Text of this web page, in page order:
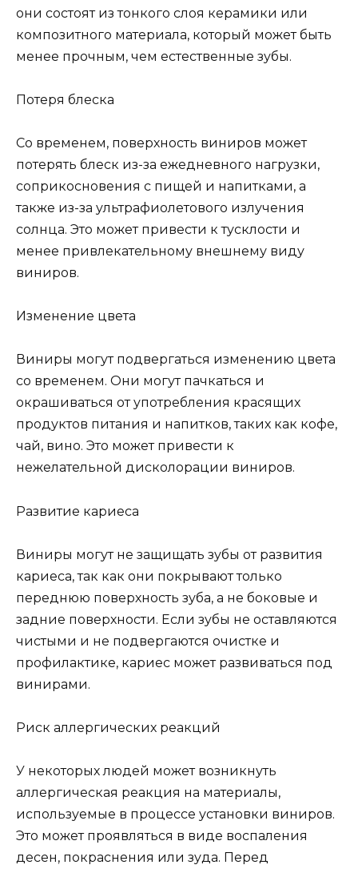
они состоят из тонкого слоя керамики или
композитного материала, который может быть
менее прочным, чем естественные зубы.
Потеря блеска
Со временем, поверхность виниров может
потерять блеск из-за ежедневного нагрузки,
соприкосновения с пищей и напитками, а
также из-за ультрафиолетового излучения
солнца. Это может привести к тусклости и
менее привлекательному внешнему виду
виниров.
Изменение цвета
Виниры могут подвергаться изменению цвета
со временем. Они могут пачкаться и
окрашиваться от употребления красящих
продуктов питания и напитков, таких как кофе,
чай, вино. Это может привести к
нежелательной дисколорации виниров.
Развитие кариеса
Виниры могут не защищать зубы от развития
кариеса, так как они покрывают только
переднюю поверхность зуба, а не боковые и
задние поверхности. Если зубы не оставляются
чистыми и не подвергаются очистке и
профилактике, кариес может развиваться под
винирами.
Риск аллергических реакций
У некоторых людей может возникнуть
аллергическая реакция на материалы,
используемые в процессе установки виниров.
Это может проявляться в виде воспаления
десен, покраснения или зуда. Перед